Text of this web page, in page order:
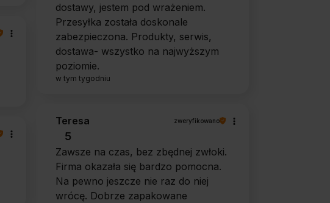
dostawy, jestem pod wrażeniem.
Przesyłka została doskonale
zabezpieczona. Produkty, serwis,
dostawa- wszystko na najwyższym
poziomie.
w tym tygodniu
Teresa zweryfikowano
5
Zawsze na czas, bez zbędnej zwłoki.
Firma okazała się bardzo pomocna.
Na pewno jeszcze nie raz do niej
wrócę. Dobrze zapakowane